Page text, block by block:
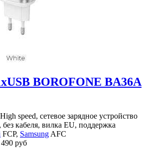
BOROFONE BA36A
speed, сетевое зарядное устройство
кабеля, вилка EU, поддержка
FCP, SamsungAFC
490 руб